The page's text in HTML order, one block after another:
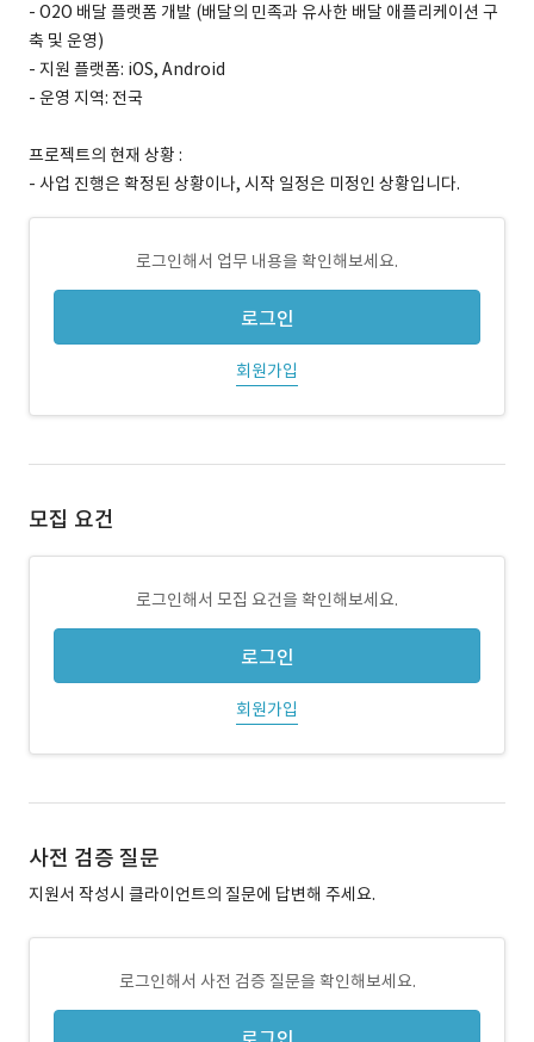
- O2O 배달 플랫폼 개발 (배달의 민족과 유사한 배달 애플리케이션 구
축 및 운영)
- 지원 플랫폼: iOS, Android
- 운영 지역: 전국
프로젝트의 현재 상황 :
- 사업 진행은 확정된 상황이나, 시작 일정은 미정인 상황입니다.
로그인해서 업무 내용을 확인해보세요.
로그인
회원가입
모집 요건
로그인해서 모집 요건을 확인해보세요.
로그인
회원가입
사전 검증 질문
지원서 작성시 클라이언트의 질문에 답변해 주세요.
로그인해서 사전 검증 질문을 확인해보세요.